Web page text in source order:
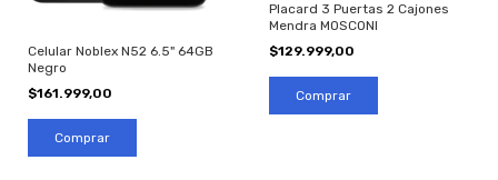
Celular Noblex N52 6.5" 64GB
Negro
$161.999,00
Placard 3 Puertas 2 Cajones
Mendra MOSCONI
$129.999,00